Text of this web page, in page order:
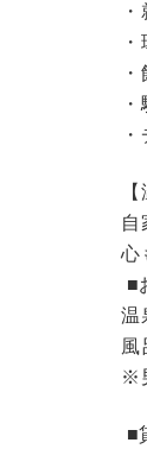
自
心
■
温
風
※
■